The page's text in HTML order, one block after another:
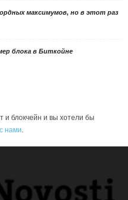
максимумов, но в этот раз
блока в Биткойне
и блокчейн и вы хотели бы
нами.